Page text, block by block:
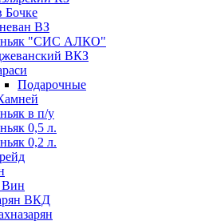
Бочке
ВЗ
"СИС АЛКО"
ВКЗ
Подарочные
в п/у
0,5 л.
0,2 л.
ВКД